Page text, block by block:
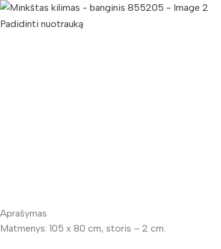
Padidinti nuotrauką
Aprašymas
Matmenys: 105 x 80 cm, storis – 2 cm.